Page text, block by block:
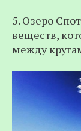
5. Озеро
веществ,
между